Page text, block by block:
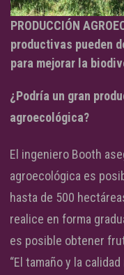
PRODUCCIÓN
productivas pueden
para mejorar la
¿Podría un gran
agroecológica?
El ingeniero Booth
agroecológica es
hasta de 500
realice en forma
es posible obtener
“El tamaño y la